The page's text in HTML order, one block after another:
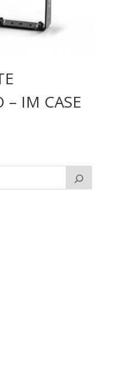
– IM CASE